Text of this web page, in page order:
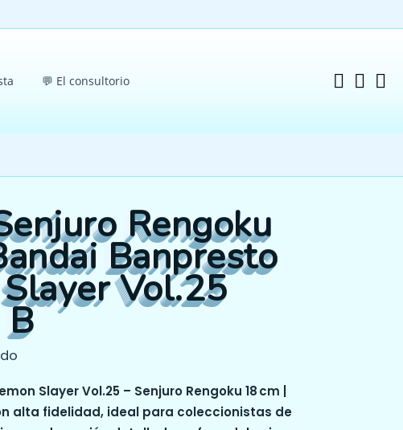
💬 El consultorio
Rengoku
Banpresto
Vol.25
B
Slayer Vol.25 – Senjuro Rengoku 18 cm |
alta fidelidad, ideal para coleccionistas de